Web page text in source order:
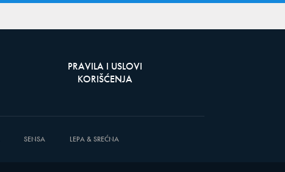
PRAVILA I USLOVI
KORIŠĆENJA
SENSA LEPA & SREĆNA